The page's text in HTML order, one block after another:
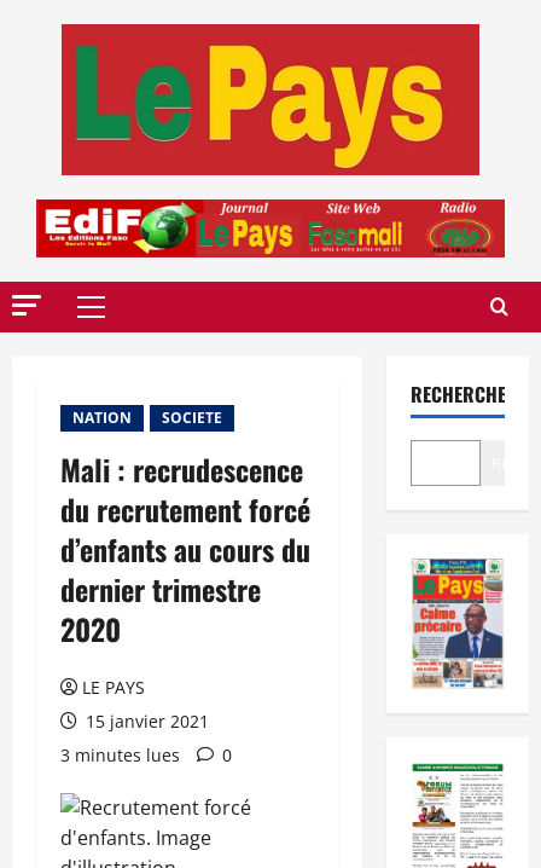
Menu
NATION SOCIETE
Mali : recrudescence
du recrutement forcé
d’enfants au cours du
dernier trimestre
2020
LE PAYS
15 janvier 2021
3 minutes lues
0
RECHERCHER